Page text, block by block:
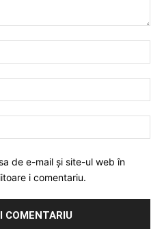
de e-mail și site-ul web în
i comentariu.